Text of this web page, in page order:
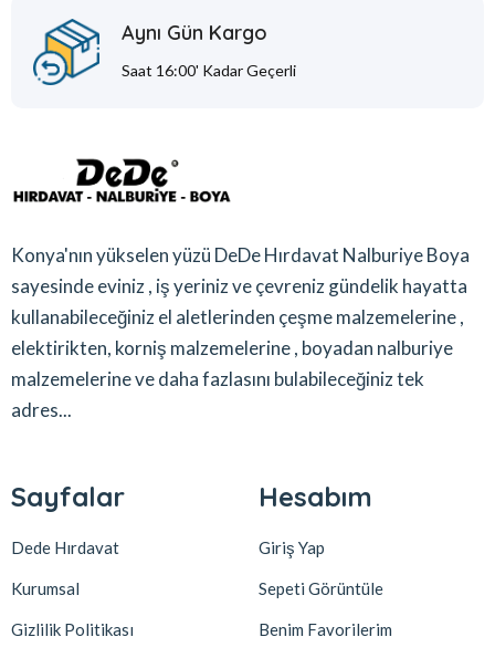
Aynı Gün Kargo
Saat 16:00' Kadar Geçerli
Konya'nın yükselen yüzü DeDe Hırdavat Nalburiye Boya
sayesinde eviniz , iş yeriniz ve çevreniz gündelik hayatta
kullanabileceğiniz el aletlerinden çeşme malzemelerine ,
elektirikten, korniş malzemelerine , boyadan nalburiye
malzemelerine ve daha fazlasını bulabileceğiniz tek
adres...
Sayfalar
Dede Hırdavat
Kurumsal
Gizlilik Politikası
Hesabım
Giriş Yap
Sepeti Görüntüle
Benim Favorilerim